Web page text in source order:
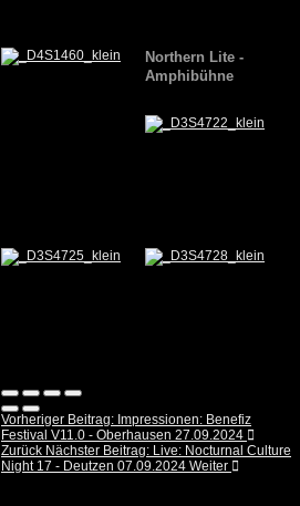
Northern Lite -
Amphibühne
Vorheriger Beitrag: Impressionen: Benefiz
Festival V11.0 - Oberhausen 27.09.2024
Zurück Nächster Beitrag: Live: Nocturnal Culture
Night 17 - Deutzen 07.09.2024 Weiter